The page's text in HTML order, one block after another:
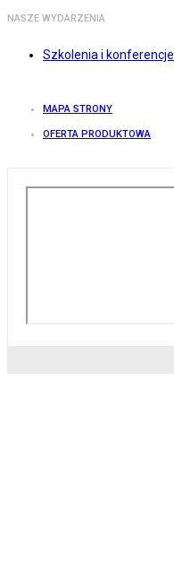
NASZE WYDARZENIA
Szkolenia i konferencje
MAPA STRONY
OFERTA PRODUKTOWA